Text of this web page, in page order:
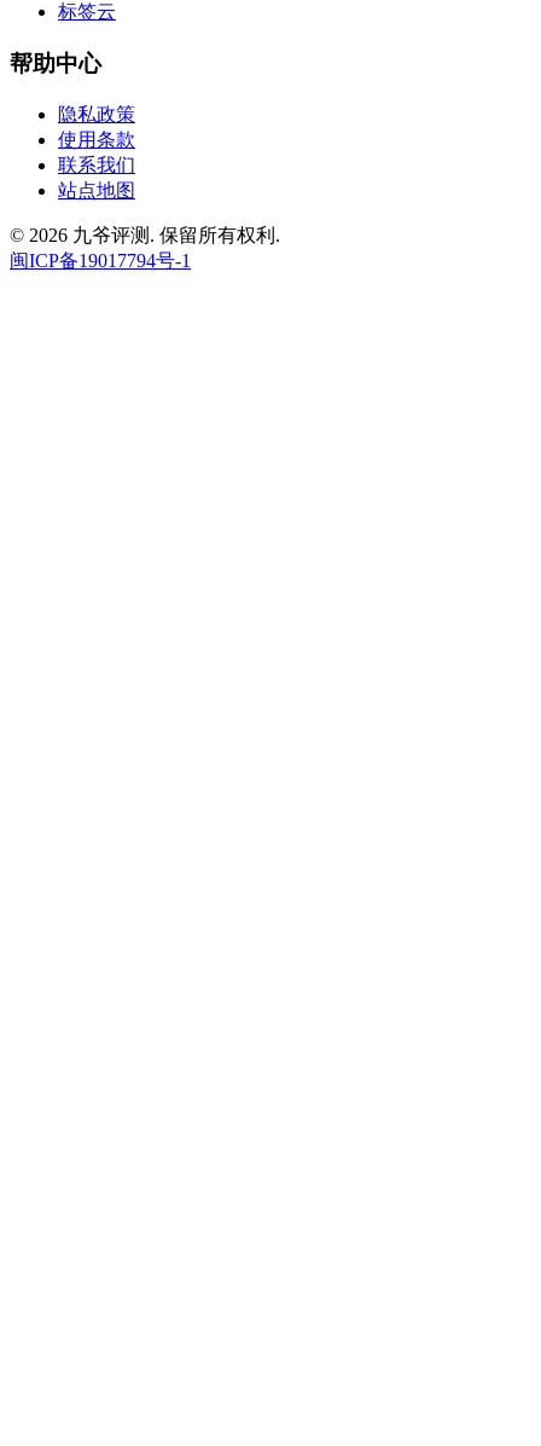
标签云
帮助中心
隐私政策
使用条款
联系我们
站点地图
© 2026 九爷评测. 保留所有权利.
闽ICP备19017794号-1